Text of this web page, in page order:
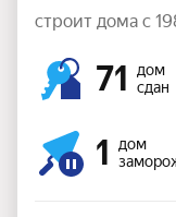
строит дома с
71
дом
сдан
1
дом